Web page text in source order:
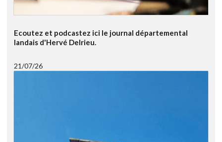
Ecoutez et podcastez ici le journal départemental
landais d'Hervé Delrieu.
21/07/26